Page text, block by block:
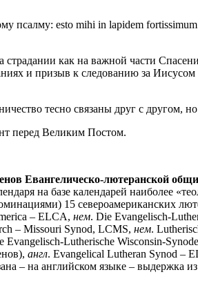
псалму: esto mihi in lapidem
страдании как на важной части
и призыв к следованию за
тесно связаны друг с другом,
перед Великим Постом.
Евангелическо-лютеранской
на базе календарей наиболее
15 североамериканских
– ELCA, нем. Die Evangelisch-
– Missouri Synod, LCMS, нем.
Evangelisch-Lutherische Wisconsin-
англ. Evangelical Lutheran Synod –
– на английском языке – выдержка